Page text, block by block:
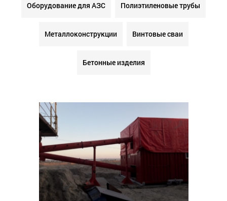
Оборудование для АЗС Полиэтиленовые трубы
Металлоконструкции Винтовые сваи
Бетонные изделия